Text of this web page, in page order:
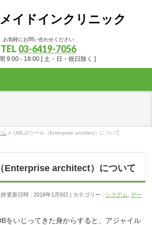
イドインクリニック
お気軽にお問い合わせください
TEL 03-6419-7056
9:00 - 18:00 [ 土・日・祝日除く ]
ム » UMLのツール（Enterprise architect）について
Enterprise architect）について
終更新日時 : 2018年1月9日 カテゴリー : システム ,デー
をいじってきた身からすると、アジャイル